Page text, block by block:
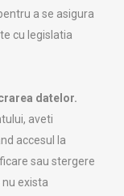
a se asigura
cu legislatia
datelor.
aveti
accesul la
sau stergere
exista